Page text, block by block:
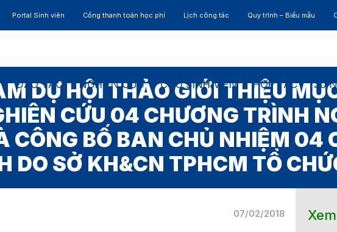
Portal Sinh viên Cổng thanh toán học phí Lịch công tác Quy trình – Biểu mẫu
ĐÀO TẠO NGHIÊN CỨU CỰU SINH VIÊN HỢP TÁC 30
DỰ HỘI THẢO GIỚI THIỆU
CỨU 04 CHƯƠNG TRÌNH
CÔNG BỐ BAN CHỦ NHIỆM 04
DO SỞ KH&CN TPHCM TỔ
07/02/2018